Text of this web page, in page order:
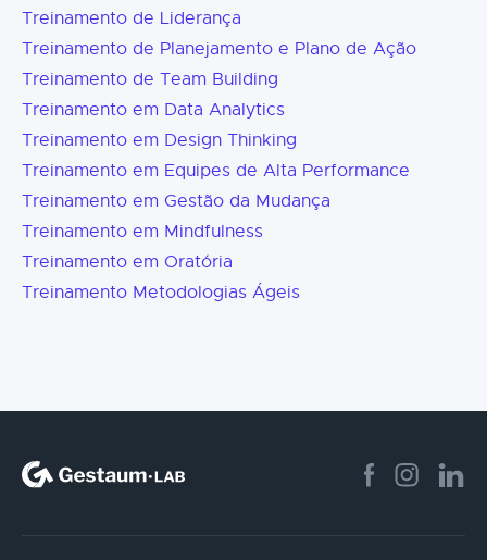
Treinamento de Liderança
Treinamento de Planejamento e Plano de Ação
Treinamento de Team Building
Treinamento em Data Analytics
Treinamento em Design Thinking
Treinamento em Equipes de Alta Performance
Treinamento em Gestão da Mudança
Treinamento em Mindfulness
Treinamento em Oratória
Treinamento Metodologias Ágeis